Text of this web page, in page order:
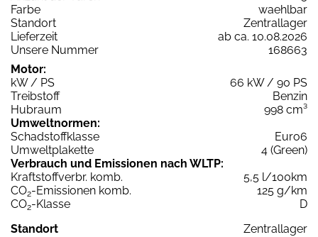
Farbe
waehlbar
Standort
Zentrallager
Lieferzeit
ab ca. 10.08.2026
Unsere Nummer
168663
Motor:
kW / PS
66 kW / 90 PS
Treibstoff
Benzin
Hubraum
998 cm³
Umweltnormen:
Schadstoffklasse
Euro6
Umweltplakette
4 (Green)
Verbrauch und Emissionen nach WLTP:
Kraftstoffverbr. komb.
5,5 l/100km
CO2-Emissionen komb.
125 g/km
CO2-Klasse
D
Standort
Zentrallager